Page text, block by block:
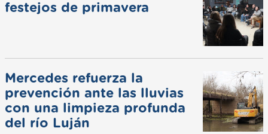
festejos de primavera
Mercedes refuerza la
prevención ante las lluvias
con una limpieza profunda
del río Luján